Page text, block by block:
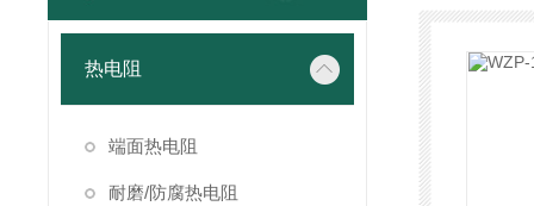
热电阻
端面热电阻
耐磨/防腐热电阻